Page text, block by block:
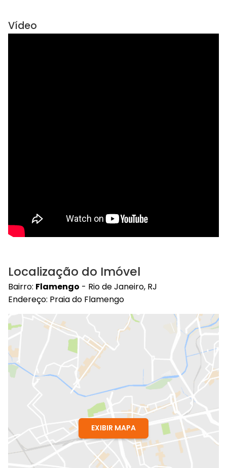
Vídeo
Localização do Imóvel
Bairro: Flamengo - Rio de Janeiro, RJ
Endereço: Praia do Flamengo
EXIBIR MAPA